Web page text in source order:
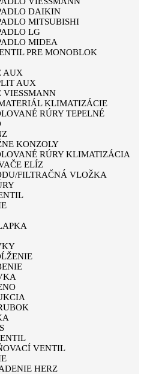
DAIKIN
MITSUBISHI
LG
MIDEA
PRE MONOBLOK
AUX
AUX
KLIMATIZÁCIE
RÚRY TEPELNÉ
KONZOLY
RÚRY KLIMATIZÁCIA
ELÍZ
FILTRAČNÁ VLOŽKA
VENTIL
HERZ